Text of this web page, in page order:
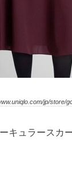
jp/store/
キュラースカ